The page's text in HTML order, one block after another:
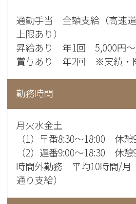
通勤手当 全額支給（高速
上限あり）
昇給あり 年1回 5,000円
賞与あり 年2回 ※実績・
勤務時間
月火水金土
（1）早番8:30～18:00 休憩
（2）遅番9:00～18:30 休憩
時間外勤務 平均10時間/月
通り支給）